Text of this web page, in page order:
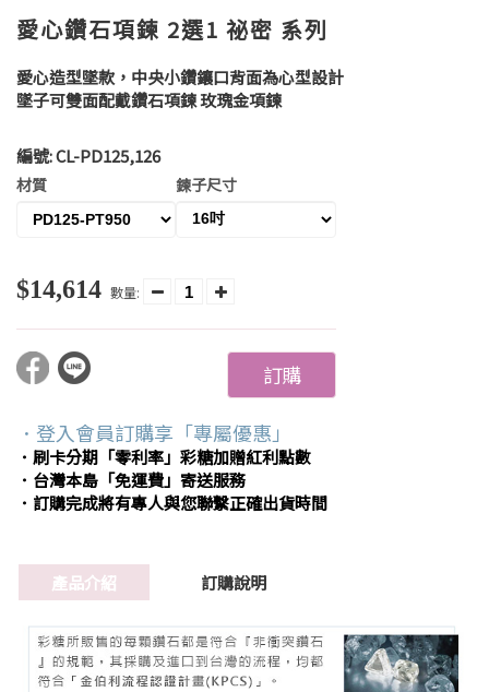
愛心鑽石項鍊 2選1 祕密 系列
愛心造型墜款，中央小鑽鑲口背面為心型設計
墜子可雙面配戴鑽石項鍊 玫瑰金項鍊
編號:CL-PD125,126
材質 鍊子尺寸
$14,614 數量:
訂購
．登入會員訂購享「專屬優惠」
．刷卡分期「零利率」彩糖加贈紅利點數
．台灣本島「免運費」寄送服務
．訂購完成將有專人與您聯繫正確出貨時間
產品介紹 訂購說明